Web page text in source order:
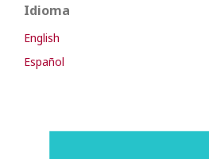
Idioma
English
Español